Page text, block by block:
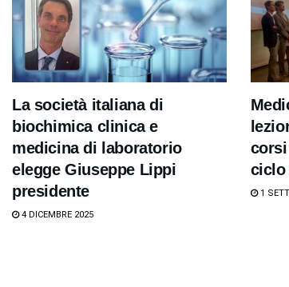
La società italiana di
biochimica clinica e
medicina di laboratorio
elegge Giuseppe Lippi
presidente
4 DICEMBRE 2025
ciclo
1